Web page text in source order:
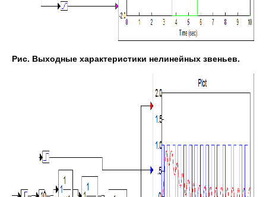
Рис. Выходные характеристики нелинейных звеньев.